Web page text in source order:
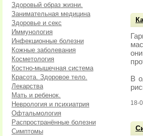
Здоровый образ жизни.
Занимательная медицина
Здоровье и секс
Иммунология
Инфекционные болезни
Кожные заболевания
Косметология
Костно-мышечная система
Красота. Здоровое тело.
Лекарства
Мать и ребенок.
Неврология и психиатрия
Офтальмология
Распространённые болезни
Симптомы
В
18-